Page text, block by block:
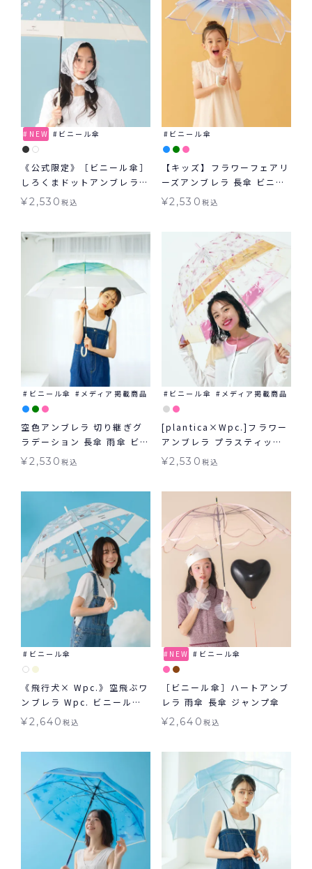
NEW ビニール傘
《公式限定》［ビニール傘］
しろくまドットアンブレラ
雨傘 長傘 ジャンプ傘
¥2,530税込
ビニール傘
【キッズ】フラワーフェアリ
ーズアンブレラ 長傘 ビニー
ル傘 キッズ 雨傘 Wpc.KIDS
¥2,530 税込
ビニール傘 メディア掲載商品
空色アンブレラ 切り継ぎグ
ラデーション 長傘 雨傘 ビニ
ール傘 Wpc.
¥2,530税込
ビニール傘 メディア掲載商品
[plantica×Wpc.]フラワー
アンブレラ プラスティック
シャイニー shiny plastic
¥2,530 税込
ビニール傘
《飛行犬× Wpc.》空飛ぶワ
ンブレラ Wpc. ビニール傘
雨傘 長傘
¥2,640税込
NEW ビニール傘
［ビニール傘］ハートアンブ
レラ 雨傘 長傘 ジャンプ傘
¥2,640 税込